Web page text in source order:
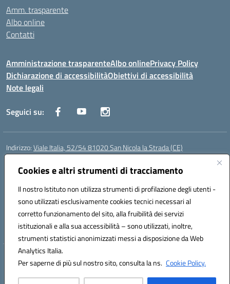
Cookies e altri strumenti di tracciamento
Il nostro Istituto non utilizza strumenti di profilazione degli utenti -
sono utilizzati esclusivamente cookies tecnici necessari al
corretto funzionamento del sito, alla fruibilità dei servizi
istituzionali e alla sua accessibilità – sono utilizzati, inoltre,
strumenti statistici anonimizzati messi a disposizione da Web
Analytics Italia.
Per saperne di più sul nostro sito, consulta la ns. Cookie Policy.
Amm. trasparente
Albo online
Contatti
Amministrazione trasparenteAlbo onlinePrivacy Policy
Dichiarazione di accessibilitàObiettivi di accessibilità
Note legali
Seguici su:
Indirizzo:Viale Italia, 52/54 81020 San Nicola la Strada (CE)
Centralino:
Posta elettronica certificata (PEC):ceic86700d@pec.istruzione.it
Codice fiscale: 93081990611
Codice meccanografico:CEIC86700D
Codice Indice delle Pubbliche Amministrazioni (IPA): istsc_ceic86700d
Codice unico di fatturazione (CUF): XLWGV9
Hosting & Powered by 3D Solution S.r.l.
Concept & Design by Designers Italia